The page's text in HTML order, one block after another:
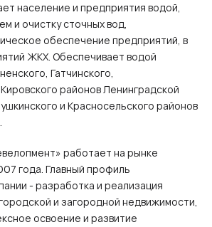
население и предприятия водой,
и очистку сточных вод,
обеспечение предприятий, в
ЖКХ. Обеспечивает водой
Гатчинского,
районов Ленинградской
и Красносельского районов
работает на рынке
года. Главный профиль
- разработка и реализация
и загородной недвижимости,
освоение и развитие